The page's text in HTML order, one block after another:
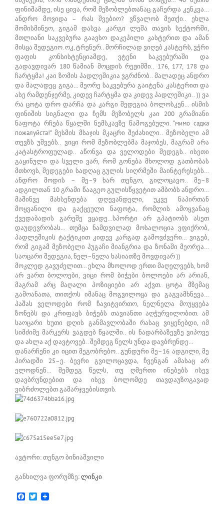
ფინიშამდე, ისე ცივა, რომ მეზობლებთანაც გაჩერდა კენკვა…
ანდრო მოვიდა – რას შვებიო? ვწვალობ მეთქი.. ეხლა
მომისმინეო, გიგამ დასვა კარგი ლეშა თავის სექტორში,
მთლიანი საკვებურა გაავსო დაკეპილი კასტერით და ამან
მისცა შედეგიო. ოკ, ტრენერ.. მორჩილად ვიღებ კასტერს, ვჭრი
ფაფის კონსისტენციამდე, ვტენი საკვებურაში და
გადავდივარ 180 წამიან მოცდის რეჟიმში.. 176, 177, 178 და
ჩარტყმა! კაი ზომის პადლეშიკია ვგრძნობ.. მალადეც ანდრო
და მალადეც გიგა… მეორე საკვებურა გაიტენა კასტერით და
ასე რამდენჯერმე, კიდევ ჩარტყმა და კიდევ პადლეშიკი.. )) ვა
რა ცოტა დრო დარჩა და კარგი შედეგია ბოლოსკენ… ისმის
ფინიშის სიგნალი და ჩემს მეზობელს კაი 200 გრამიანი
ნაფოტა რჩება წყალში ნემსკავზე წამოგებული. “мимо садка
пожалуйста!” მესმის მსაჯის მკაცრი შეძახილი.. მეზობელი ამ
თევზს უშვებს.. ვიცი რომ მეზობლებმა მაჯობეს, მაგრამ არა
კატასტროფულად.. აწონვა და ველოდები შედეგს.. ისეთი
გაყინული და სველი ვარ, რომ გონება მხოლოდ გათბობას
მთხოვს, შედეგები სადღაც გულის სიღრმეში მაინტერესებს…
ანდრო მოდის – მე–9 ხარ თენგო, გილოცავო.. მე–8
ადგილთან 10 გრამი წააგეო გულისწყვეტით ამბობს ანდრო…
მაშინვე მახსენდება დღევანდელი, უკვე ნაპირთან
მოყვანილი და გაქცეული ნაფოტა, რომლის ამოყვანაც
ქვედაბადის გარეშე ვცადე…სპორტი არ გპატიობს ასეთ
დაუდევრობას… თუმცა ნამდვილად მოსალოცია ვფიქრობ,
პადლეშიკის ტაქტიკით კიდევ კარგად გამოვძვერი… ვიგებ,
რომ გიგამ მეზობელი პუგაჩი მიანგრია და ზონაში მეორეა…
საოცარი შედეგია, ნელ–ნელა ხასიათზე მოვდივარ ))
მოკლედ გავუძელით… ეხლა მხოლოდ ერთი მაღელვებს, ხომ
არ ვართ ბოლოები, ვიცი რომ ბიჭები ბოლოები არ არიან,
მაგრამ არც მაღალი პოზიციები არ აქვთ. ცოტა მზემაც
გამოანათა, თითქოს იმანაც მოგვილოცა და გაგვამხნევა…
პაშას ველოდები რომ ჩავიტვირთო, ნელნელა მოუყვება
ზონებს და კრიფავს ბიჭებს თავიანთი აღჭურვილობით. ამ
საოცარი ხუთი დღის განმავლობაში რასაც ვიყენებდი, იმ
სიმძიმე მარკერს ვაგდებ წყალში.. ის ნადარბაზევზე ვიპოვე
და ახლა აქ დავტოვებ.. შემდეგ წელს უნდა დავბრუნდე…
დანარჩენი კი იცით მეგობრებო.. გუნდური მე–16 ადგილი, მე
პირადში 25–ე. ბევრი გვილოცავდა, ჩვენგან ამასაც არ
ელოდნენ… შემდეგ წელს, თუ ღმერთი ინებებს ისევ
დავბრუნდებით და ისევ ბოლომდე თავდაუზოგავად
ვიბრძოლებთ გამარჯვებისთვის.
ავტორი: თენგო ბინიაშვილი
განხილვა ფორუმზე:ლინკი
Facebook
Twitter